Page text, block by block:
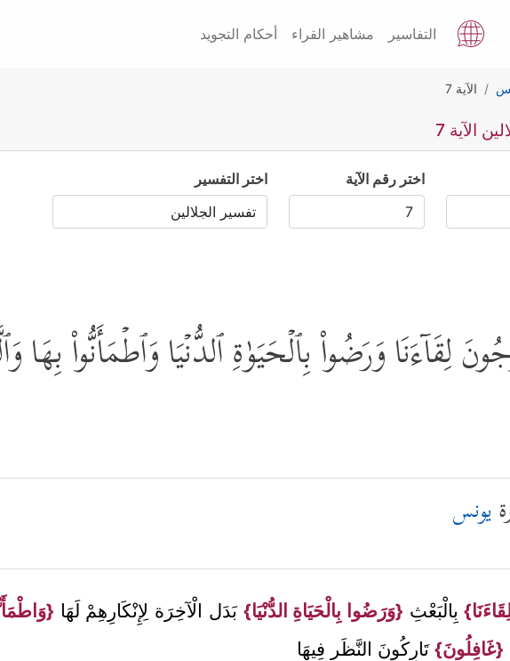
التفاسير مشاهير القراء أحكام التجويد
الآية 7
الآية 7
اختر رقم الآية اختر التفسير
لِقَاۤءَنَا وَرَضُواْ بِٱلۡحَیَوٰةِ ٱلدُّنۡیَا وَٱطۡمَأَنُّواْ بِهَا
يونس
بِالْبَعْثِ {وَرَضُوا بِالْحَيَاةِ الدُّنْيَا} بَدَل الْآخِرَة لِإِنْكَارِهِمْ لَهَا
{غَافِلُونَ} تَارِكُونَ النَّظَر فِيهَا